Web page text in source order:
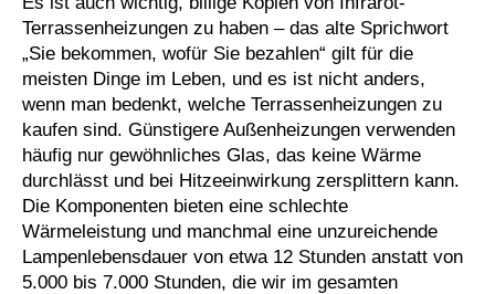
Terrassenheizungen zu haben – das alte Sprichwort
„Sie bekommen, wofür Sie bezahlen“ gilt für die
meisten Dinge im Leben, und es ist nicht anders,
wenn man bedenkt, welche Terrassenheizungen zu
kaufen sind. Günstigere Außenheizungen verwenden
häufig nur gewöhnliches Glas, das keine Wärme
durchlässt und bei Hitzeeinwirkung zersplittern kann.
Die Komponenten bieten eine schlechte
Wärmeleistung und manchmal eine unzureichende
Lampenlebensdauer von etwa 12 Stunden anstatt von
5.000 bis 7.000 Stunden, die wir im gesamten